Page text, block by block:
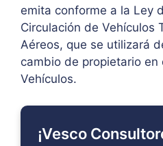
emita conforme a la Ley
Circulación de Vehículos
Aéreos, que se utilizará
cambio de propietario en
Vehículos.
¡Vesco